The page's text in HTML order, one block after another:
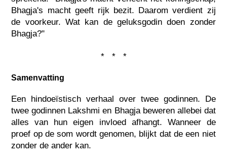
Bhagja's macht geeft rijk bezit. Daarom verdient zij
de voorkeur. Wat kan de geluksgodin doen zonder
Bhagja?"
* * *
Samenvatting
Een hindoeïstisch verhaal over twee godinnen. De
twee godinnen Lakshmi en Bhagja beweren allebei dat
alles van hun eigen invloed afhangt. Wanneer de
proef op de som wordt genomen, blijkt dat de een niet
zonder de ander kan.